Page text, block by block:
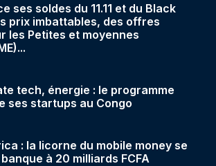
ses soldes du 11.11 et du Black
prix imbattables, des offres
les Petites et moyennes
tech, énergie : le programme
ses startups au Congo
: la licorne du mobile money se
à 20 milliards FCFA